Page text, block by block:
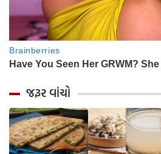
જરૂર વાંચો